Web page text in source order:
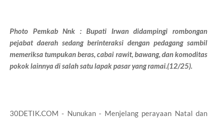
Photo Pemkab Nnk : Bupati Irwan didampingi rombongan
pejabat daerah sedang berinteraksi dengan pedagang sambil
memeriksa tumpukan beras, cabai rawit, bawang, dan komoditas
pokok lainnya di salah satu lapak pasar yang ramai.(12/25).
30DETIK.COM - Nunukan - Menjelang perayaan Natal dan